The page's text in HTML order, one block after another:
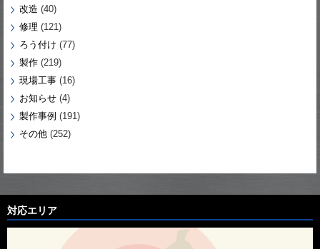
改造 (40)
修理 (121)
ろう付け (77)
製作 (219)
現場工事 (16)
お知らせ (4)
製作事例 (191)
その他 (252)
対応エリア